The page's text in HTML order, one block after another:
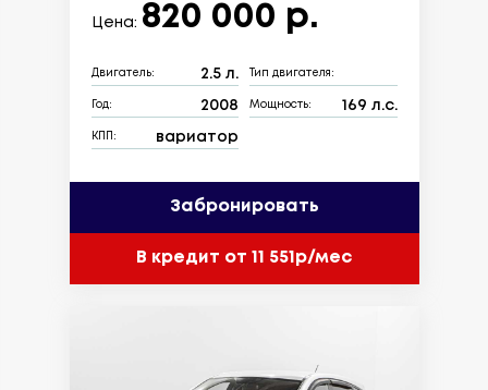
Цена: 820 000 р.
Двигатель: 2.5 л. Тип двигателя:
Год: 2008 Мощность: 169 л.с.
КПП: вариатор
Забронировать
В кредит от 11 551р/мес